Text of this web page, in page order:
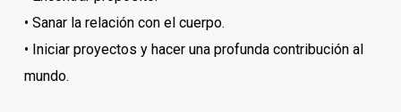
• Sanar la relación con el cuerpo.
• Iniciar proyectos y hacer una profunda contribución al
mundo.